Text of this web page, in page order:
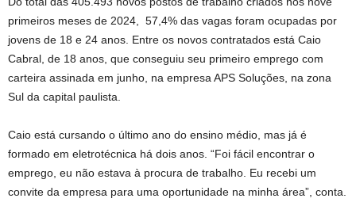
primeiros meses de 2024, 57,4% das vagas foram ocupadas por
jovens de 18 e 24 anos. Entre os novos contratados está Caio
Cabral, de 18 anos, que conseguiu seu primeiro emprego com
carteira assinada em junho, na empresa APS Soluções, na zona
Sul da capital paulista.
Caio está cursando o último ano do ensino médio, mas já é
formado em eletrotécnica há dois anos. “Foi fácil encontrar o
emprego, eu não estava à procura de trabalho. Eu recebi um
convite da empresa para uma oportunidade na minha área”, conta.